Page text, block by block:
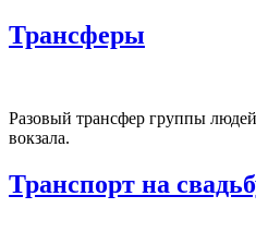
Трансферы
Разовый трансфер группы
вокзала.
Транспорт на